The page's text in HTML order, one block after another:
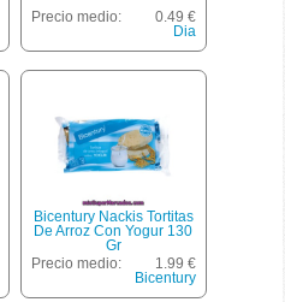
Precio medio:
0.49 €
Dia
Bicentury Nackis Tortitas
De Arroz Con Yogur 130
Gr
Precio medio:
1.99 €
Bicentury